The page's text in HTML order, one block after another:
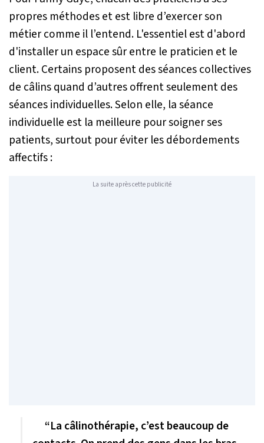
propres méthodes et est libre d’exercer son
métier comme il l’entend. L'essentiel est d'abord
d'installer un espace sûr entre le praticien et le
client. Certains proposent des séances collectives
de câlins quand d’autres offrent seulement des
séances individuelles. Selon elle, la séance
individuelle est la meilleure pour soigner ses
patients, surtout pour éviter les débordements
affectifs :
La suite après cette publicité
“La câlinothérapie, c’est beaucoup de